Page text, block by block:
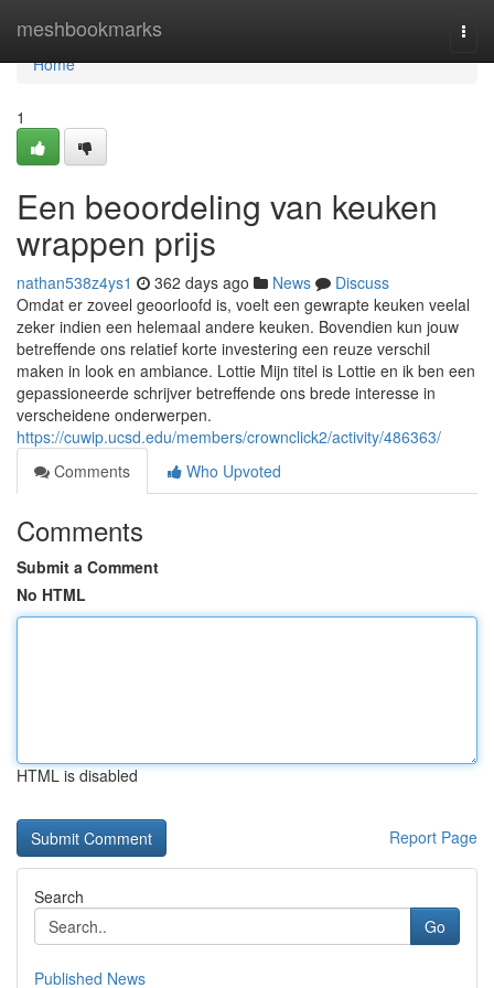
meshbookmarks
Home
Home
1
Een beoordeling van keuken
wrappen prijs
nathan538z4ys1 362 days ago News
Discuss
Omdat er zoveel geoorloofd is, voelt een gewrapte keuken veelal
zeker indien een helemaal andere keuken. Bovendien kun jouw
betreffende ons relatief korte investering een reuze verschil
maken in look en ambiance. Lottie Mijn titel is Lottie en ik ben een
gepassioneerde schrijver betreffende ons brede interesse in
verscheidene onderwerpen.
https://cuwip.ucsd.edu/members/crownclick2/activity/486363/
Comments
Who Upvoted
Comments
Submit a Comment
No HTML
HTML is disabled
Report Page
Search
Go
Published News